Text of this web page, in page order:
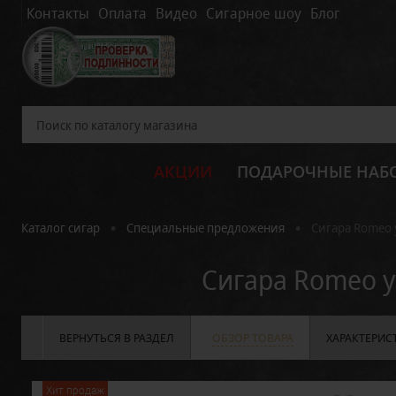
Контакты Оплата Видео Сигарное шоу Блог
АКЦИИ ПОДАРОЧНЫЕ
Каталог сигар Специальные предложения
Сигара Romeo
ВЕРНУТЬСЯ В РАЗДЕЛ ОБЗОР ТОВАРА
Хит продаж